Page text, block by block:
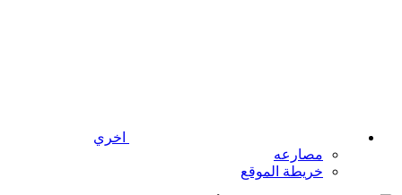
اخري
مصارعه
خريطة الموقع